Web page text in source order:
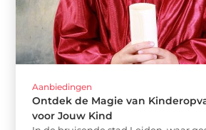
Aanbiedingen
Ontdek de Magie van
voor Jouw Kind